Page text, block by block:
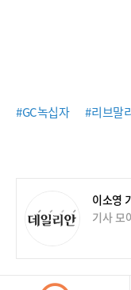
#GC녹십자 #리브말
이소영
기사 모